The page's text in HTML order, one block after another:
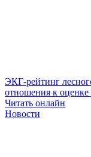
ЭКГ-рейтинг
отношения к оценке
Читать онлайн
Новости